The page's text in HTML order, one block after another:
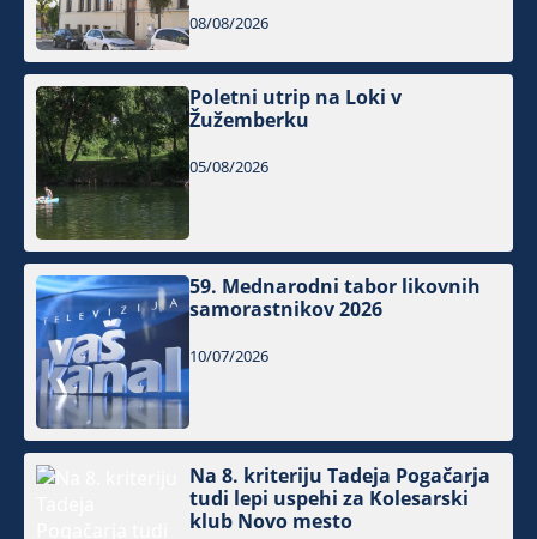
08/08/2026
Poletni utrip na Loki v
Žužemberku
05/08/2026
59. Mednarodni tabor likovnih
samorastnikov 2026
10/07/2026
Na 8. kriteriju Tadeja Pogačarja
tudi lepi uspehi za Kolesarski
klub Novo mesto